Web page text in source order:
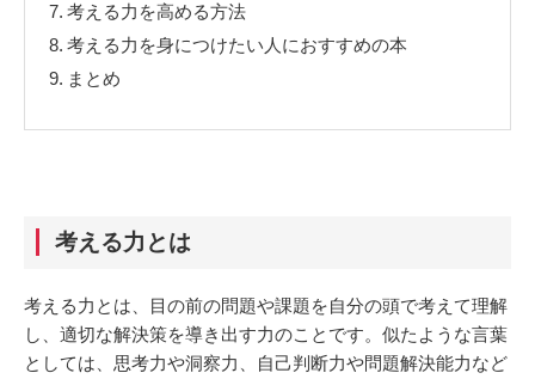
7. 考える力を高める方法
8. 考える力を身につけたい人におすすめの本
9. まとめ
考える力とは
考える力とは、目の前の問題や課題を自分の頭で考えて理解
し、適切な解決策を導き出す力のことです。似たような言葉
としては、思考力や洞察力、自己判断力や問題解決能力など